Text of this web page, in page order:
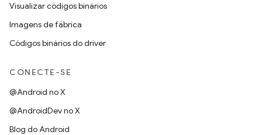
Visualizar códigos binários
Imagens de fábrica
Códigos binários do driver
CONECTE-SE
@Android no X
@AndroidDev no X
Blog do Android